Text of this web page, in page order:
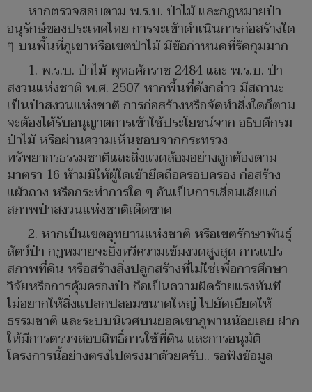
หากตรวจสอบตาม พ.ร.บ. ป่าไม้ และกฎหมายป่า
อนุรักษ์ของประเทศไทย การจะเข้าดำเนินการก่อสร้างใด
ๆ บนพื้นที่ภูเขาหรือเขตป่าไม้ มีข้อกำหนดที่รัดกุมมาก
1. พ.ร.บ. ป่าไม้ พุทธศักราช 2484 และ พ.ร.บ. ป่า
สงวนแห่งชาติ พ.ศ. 2507 หากพื้นที่ดังกล่าว มีสถานะ
เป็นป่าสงวนแห่งชาติ การก่อสร้างหรือจัดทำสิ่งใดก็ตาม
จะต้องได้รับอนุญาตการเข้าใช้ประโยชน์จาก อธิบดีกรม
ป่าไม้ หรือผ่านความเห็นชอบจากกระทรวง
ทรัพยากรธรรมชาติและสิ่งแวดล้อมอย่างถูกต้องตาม
มาตรา 16 ห้ามมิให้ผู้ใดเข้ายึดถือครอบครอง ก่อสร้าง
แผ้วถาง หรือกระทำการใด ๆ อันเป็นการเสื่อมเสียแก่
สภาพป่าสงวนแห่งชาติเด็ดขาด
2. หากเป็นเขตอุทยานแห่งชาติ หรือเขตรักษาพันธุ์
สัตว์ป่า กฎหมายจะยิ่งทวีความเข้มงวดสูงสุด การแปร
สภาพที่ดิน หรือสร้างสิ่งปลูกสร้างที่ไม่ใช่เพื่อการศึกษา
วิจัยหรือการคุ้มครองป่า ถือเป็นความผิดร้ายแรงทันที
ไม่อยากให้สิ่งแปลกปลอมขนาดใหญ่ ไปยัดเยียดให้
ธรรมชาติ และระบบนิเวศบนยอดเขาภูพานน้อยเลย ฝาก
ให้มีการตรวจสอบสิทธิ์การใช้ที่ดิน และการอนุมัติ
โครงการนี้อย่างตรงไปตรงมาด้วยครับ.. รอฟังข้อมูล